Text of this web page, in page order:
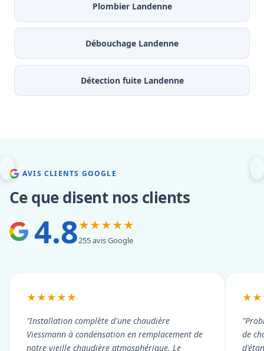
Plombier Landenne
Débouchage Landenne
Détection fuite Landenne
AVIS CLIENTS GOOGLE
Ce que disent nos clients
4.8★★★★★
255 avis Google
★★★★★
"Installation complète d'une chaudière
Viessmann à condensation en remplacement de
notre vieille chaudière atmosphérique. Le
de